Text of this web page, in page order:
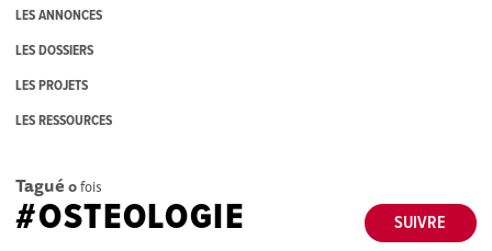
LES ANNONCES
LES DOSSIERS
LES PROJETS
LES RESSOURCES
Tagué 0fois
SUIVRE
#OSTEOLOGIE